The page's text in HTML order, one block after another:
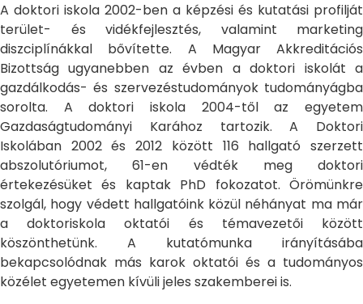
A doktori iskola 2002-ben a képzési és kutatási profilját
terület- és vidékfejlesztés, valamint marketing
diszciplínákkal bővítette. A Magyar Akkreditációs
Bizottság ugyanebben az évben a doktori iskolát a
gazdálkodás- és szervezéstudományok tudományágba
sorolta. A doktori iskola 2004-től az egyetem
Gazdaságtudományi Karához tartozik. A Doktori
Iskolában 2002 és 2012 között 116 hallgató szerzett
abszolutóriumot, 61-en védték meg doktori
értekezésüket és kaptak PhD fokozatot. Örömünkre
szolgál, hogy védett hallgatóink közül néhányat ma már
a doktoriskola oktatói és témavezetői között
köszönthetünk. A kutatómunka irányításába
bekapcsolódnak más karok oktatói és a tudományos
közélet egyetemen kívüli jeles szakemberei is.